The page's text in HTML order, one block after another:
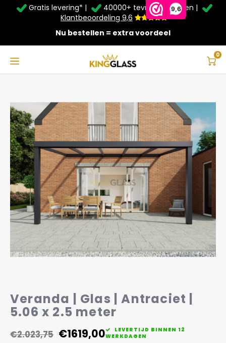
9,6
Service & Contact
Bezorging
Afhalen
Montage
Betaalmethoden
Garantie
Veelgestelde vragen
Taal
Deutsch
Gratis levering* |
40000+ tevreden klanten |
Klantbeoordeling 9,6
Nu bestellen = extra voordeel
0
Zomer Deals: Tot 20% kortingop schuifwanden en
veranda's +€20extra kassa korting*
Veranda | Glas | Antraciet | 5.06 x 2.5 meter
Veranda | Glas | Antraciet |
5.06 x 2.5 meter
€2.023,75 €1619,00
LEVERTIJD BINNEN 12
WERKDAGEN